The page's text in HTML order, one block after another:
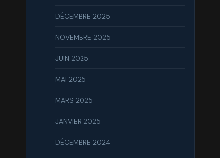
DÉCEMBRE 2025
NOVEMBRE 2025
JUIN 2025
MAI 2025
MARS 2025
JANVIER 2025
DÉCEMBRE 2024